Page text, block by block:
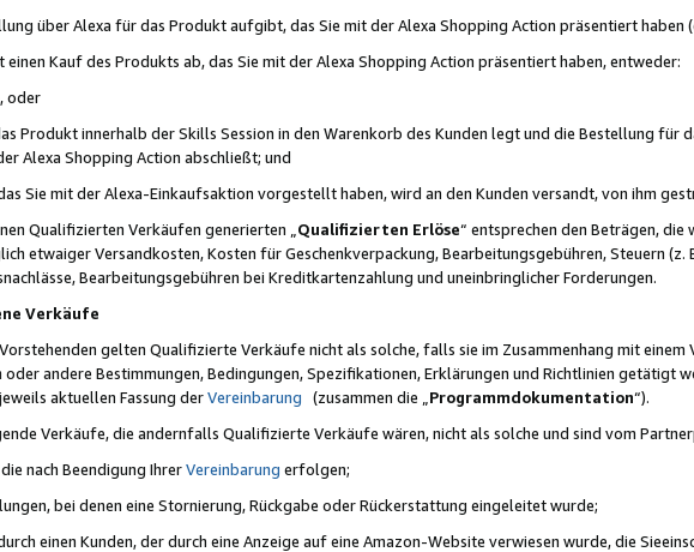
über Alexa für das Produkt aufgibt, das Sie mit der Alexa Shopping Action präsentiert haben
einen Kauf des Produkts ab, das Sie mit der Alexa Shopping Action präsentiert haben, entweder:
oder
Produkt innerhalb der Skills Session in den Warenkorb des Kunden legt und die Bestellung für
Alexa Shopping Action abschließt; und
Sie mit der Alexa-Einkaufsaktion vorgestellt haben, wird an den Kunden versandt, von ihm
Qualifizierten Verkäufen generierten „ Qualifizierten Erlöse“ entsprechen den Beträgen,
etwaiger Versandkosten, Kosten für Geschenkverpackung, Bearbeitungsgebühren, Steuern
Bearbeitungsgebühren bei Kreditkartenzahlung und uneinbringlicher Forderungen.
Verkäufe
gelten Qualifizierte Verkäufe nicht als solche, falls sie im Zusammenhang mit
andere Bestimmungen, Bedingungen, Spezifikationen, Erklärungen und Richtlinien getätigt
aktuellen Fassung derVereinbarung (zusammen die „ Programmdokumentation“).
Verkäufe, die andernfalls Qualifizierte Verkäufe wären, nicht als solche und sind vom
nach Beendigung IhrerVereinbarung erfolgen;
bei denen eine Stornierung, Rückgabe oder Rückerstattung eingeleitet wurde;
einen Kunden, der durch eine Anzeige auf eine Amazon-Website verwiesen wurde, die